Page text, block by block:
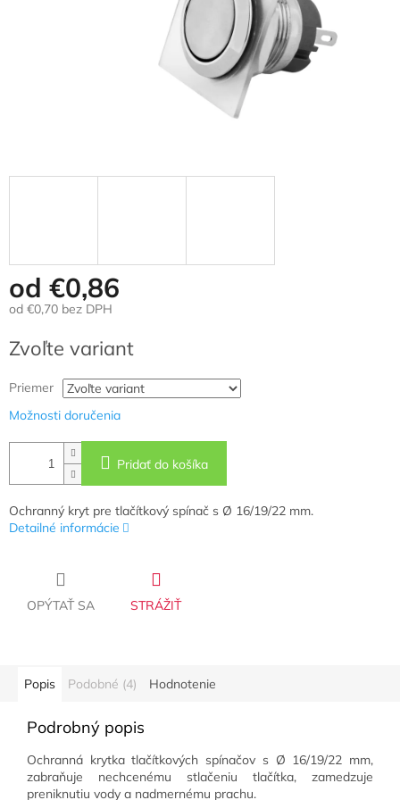
od €0,86
od €0,70 bez DPH
cena:
Zvoľte variant
Priemer
Možnosti doručenia
Pridať do košíka
Ochranný kryt pre tlačítkový spínač s Ø 16/19/22 mm.
Detailné informácie
OPÝTAŤ SA STRÁŽIŤ
Popis Podobné (4) Hodnotenie
Podrobný popis
Ochranná krytka tlačítkových spínačov s Ø 16/19/22 mm,
zabraňuje nechcenému stlačeniu tlačítka, zamedzuje
preniknutiu vody a nadmernému prachu.